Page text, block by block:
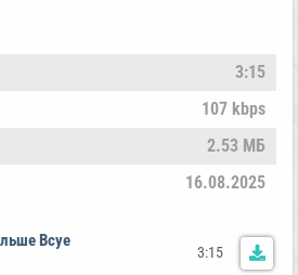
3:15
107 kbps
2.53 МБ
16.08.2025
Всуе
3:15